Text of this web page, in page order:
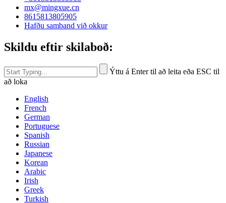
mx@mingxue.cn
8615813805905
Hafðu samband við okkur
Skildu eftir skilaboð:
Ýttu á Enter til að leita eða ESC til
að loka
English
French
German
Portuguese
Spanish
Russian
Japanese
Korean
Arabic
Irish
Greek
Turkish